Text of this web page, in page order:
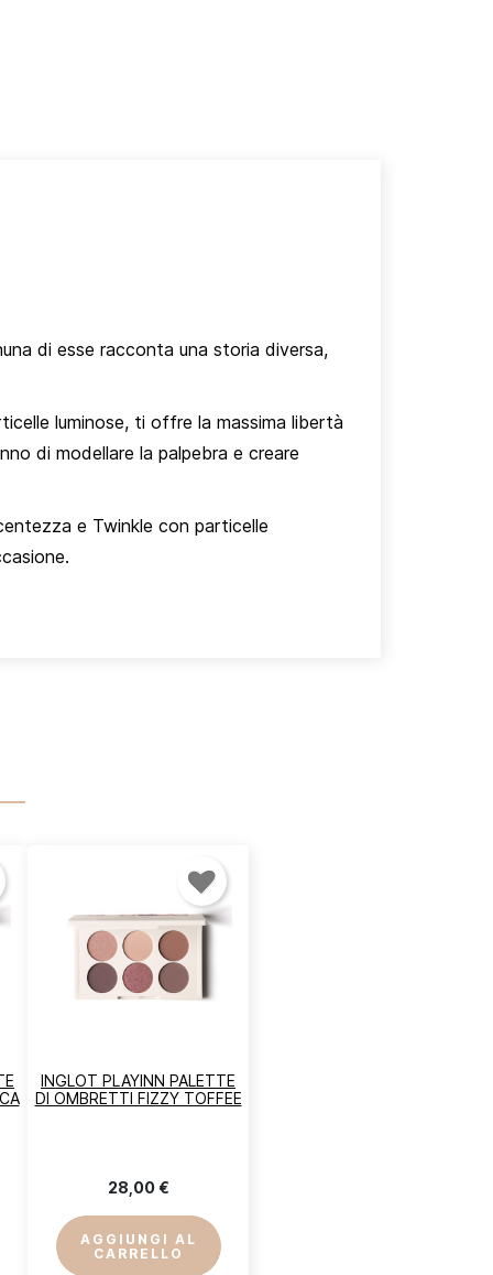
di esse racconta una storia diversa,
luminose, ti offre la massima libertà
di modellare la palpebra e creare
e Twinkle con particelle
INGLOT PLAYINN PALETTE
DI OMBRETTI FIZZY TOFFEE
28,00 €
AGGIUNGI AL
CARRELLO